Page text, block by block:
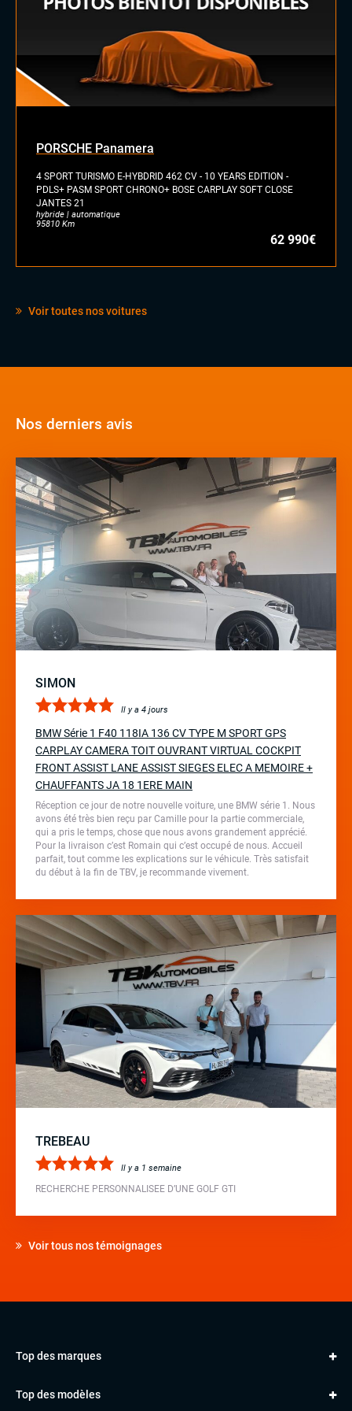
Volant cuir
PORSCHE Panamera
4 SPORT TURISMO E-HYBDRID 462 CV - 10 YEARS EDITION -
PDLS+ PASM SPORT CHRONO+ BOSE CARPLAY SOFT CLOSE
JANTES 21
hybride | automatique
95810 Km
62 990€
Voir toutes nos voitures
Nos derniers avis
SIMON
Il y a 4 jours
BMW Série 1 F40 118IA 136 CV TYPE M SPORT GPS
CARPLAY CAMERA TOIT OUVRANT VIRTUAL COCKPIT
FRONT ASSIST LANE ASSIST SIEGES ELEC A MEMOIRE +
CHAUFFANTS JA 18 1ERE MAIN
Réception ce jour de notre nouvelle voiture, une BMW série 1. Nous
avons été très bien reçu par Camille pour la partie commerciale,
qui a pris le temps, chose que nous avons grandement apprécié.
Pour la livraison c’est Romain qui c’est occupé de nous. Accueil
parfait, tout comme les explications sur le véhicule. Très satisfait
du début à la fin de TBV, je recommande vivement.
TREBEAU
Il y a 1 semaine
RECHERCHE PERSONNALISEE D’UNE GOLF GTI
Voir tous nos témoignages
Top des marques
VOLKSWAGEN
Top des modèles